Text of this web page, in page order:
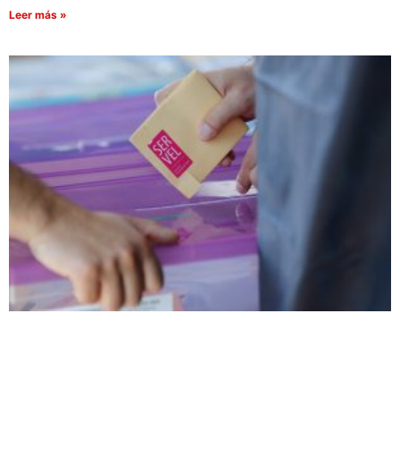
Leer más »